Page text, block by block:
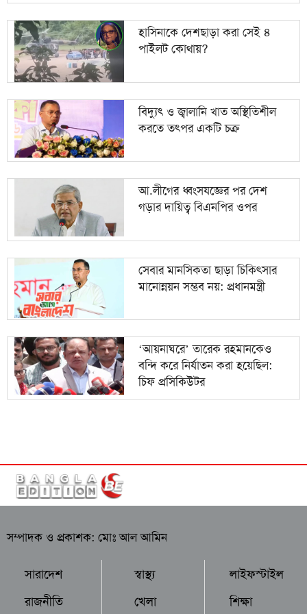
হাসিনাকে দেশছাড়া করা সেই ৪
পাইলট কোথায়?
বিদ্যুৎ ও জ্বালানি খাত অস্থিতিশীল
করতে তৎপর একটি চক্র
আ.লীগের ধ্বংসযজ্ঞের পর দেশ
গড়ার দায়িত্ব বিএনপির ওপর
সেবার মানসিকতা ছাড়া চিকিৎসার
মানোন্নয়ন সম্ভব নয়: প্রধানমন্ত্রী
‘আয়নাঘরে’ তারেক রহমানকেও
বন্দি করে নির্যাতন করা হয়েছিল:
চিফ প্রসিকিউটর
সম্পাদক ও প্রকাশক: মোঃ আল আমিন
সারাদেশ
রাজনীতি
স্বাস্থ্য
খেলা
লাইফস্টাইল
শিক্ষা